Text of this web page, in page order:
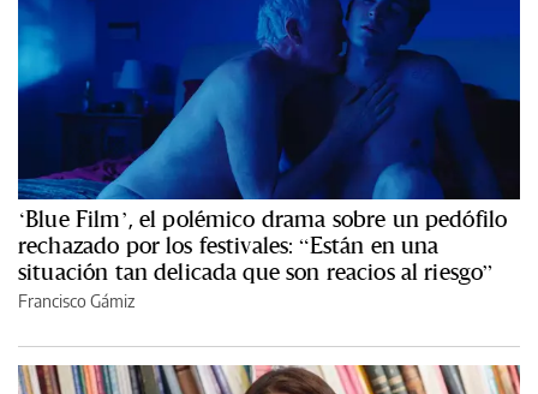
‘Blue Film’, el polémico drama sobre un pedófilo
rechazado por los festivales: “Están en una
situación tan delicada que son reacios al riesgo”
Francisco Gámiz